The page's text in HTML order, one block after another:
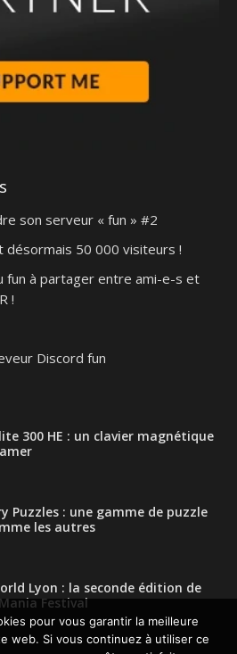
son serveur « fun » #2
désormais 50 000 visiteurs !
fun à partager entre ami-e-s et
!
Discord fun
300 HE : un clavier magnétique
Puzzles : une gamme de puzzle
les autres
Lyon : la seconde édition de
Festival
pour vous garantir la meilleure
web. Si vous continuez à utiliser ce